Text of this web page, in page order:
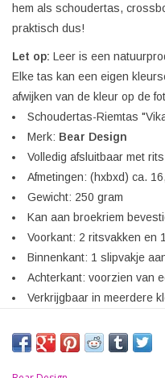
hem als schoudertas,
praktisch dus!
Let op: Leer is een
Elke tas kan een eigen
afwijken van de kleur op de
Schoudertas-Riemtas
Merk: Bear Design
Volledig afsluitbaar met rits
Afmetingen: (hxbxd) ca.
Gewicht: 250 gram
Kan aan broekriem
Voorkant: 2 ritsvakken en
Binnenkant: 1 slipvakje
Achterkant: voorzien van
Verkrijgbaar in meerdere